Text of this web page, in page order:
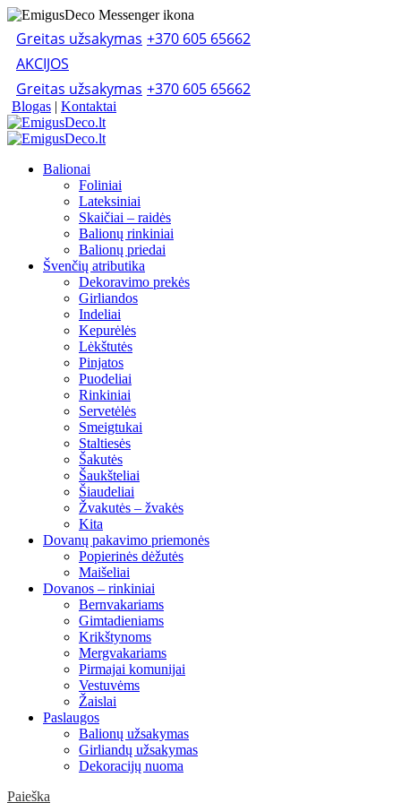
Greitas užsakymas +370 605 65662
AKCIJOS
Greitas užsakymas +370 605 65662
Blogas | Kontaktai
Balionai
Foliniai
Lateksiniai
Skaičiai – raidės
Balionų rinkiniai
Balionų priedai
Švenčių atributika
Dekoravimo prekės
Girliandos
Indeliai
Kepurėlės
Lėkštutės
Pinjatos
Puodeliai
Rinkiniai
Servetėlės
Smeigtukai
Staltiesės
Šakutės
Šaukšteliai
Šiaudeliai
Žvakutės – žvakės
Kita
Dovanų pakavimo priemonės
Popierinės dėžutės
Maišeliai
Dovanos – rinkiniai
Bernvakariams
Gimtadieniams
Krikštynoms
Mergvakariams
Pirmajai komunijai
Vestuvėms
Žaislai
Paslaugos
Balionų užsakymas
Girliandų užsakymas
Dekoracijų nuoma
Paieška